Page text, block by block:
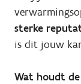
sterke
is dit jouw
Wat houdt